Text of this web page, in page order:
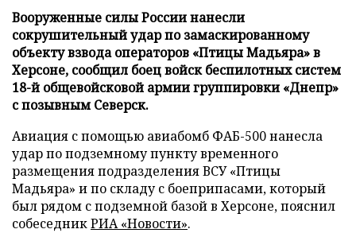
Вооруженные силы России нанесли
сокрушительный удар по замаскированному
объекту взвода операторов «Птицы Мадьяра» в
Херсоне, сообщил боец войск беспилотных систем
18-й общевойсковой армии группировки «Днепр»
с позывным Северск.
Авиация с помощью авиабомб ФАБ-500 нанесла
удар по подземному пункту временного
размещения подразделения ВСУ «Птицы
Мадьяра» и по складу с боеприпасами, который
был рядом с подземной базой в Херсоне, пояснил
собеседникРИА «Новости».